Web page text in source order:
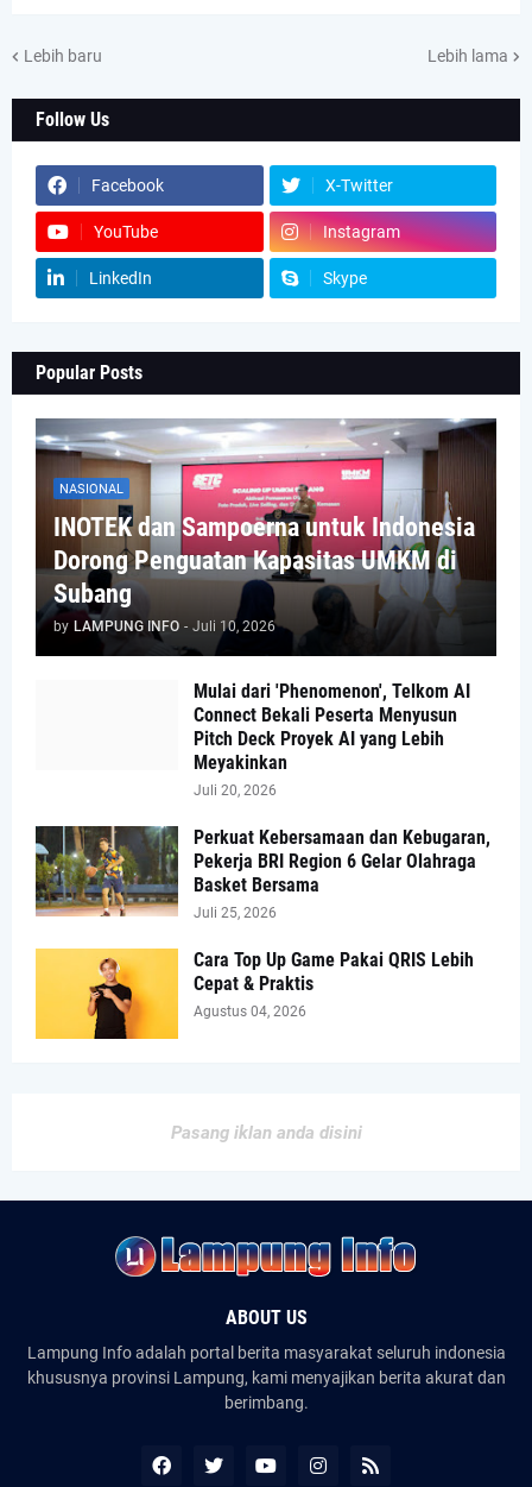
Lebih baru Lebih lama
Follow Us
Facebook X-Twitter
YouTube Instagram
LinkedIn Skype
Popular Posts
NASIONAL
INOTEK dan Sampoerna untuk Indonesia
Dorong Penguatan Kapasitas UMKM di
Subang
by LAMPUNG INFO - Juli 10, 2026
Mulai dari 'Phenomenon', Telkom AI
Connect Bekali Peserta Menyusun
Pitch Deck Proyek AI yang Lebih
Meyakinkan
Juli 20, 2026
Perkuat Kebersamaan dan Kebugaran,
Pekerja BRI Region 6 Gelar Olahraga
Basket Bersama
Juli 25, 2026
Cara Top Up Game Pakai QRIS Lebih
Cepat & Praktis
Agustus 04, 2026
Pasang iklan anda disini
ABOUT US
Lampung Info adalah portal berita masyarakat seluruh indonesia
khususnya provinsi Lampung, kami menyajikan berita akurat dan
berimbang.